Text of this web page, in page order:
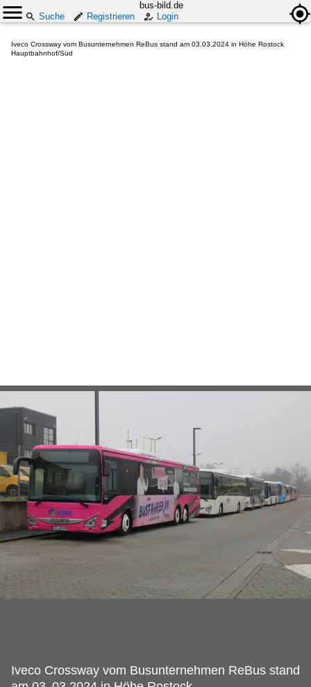
bus-bild.de
Suche
Registrieren Login
Iveco Crossway vom Busunternehmen ReBus stand am 03.03.2024 in Höhe Rostock
Hauptbahnhof/Süd
Iveco Crossway vom Busunternehmen ReBus stand